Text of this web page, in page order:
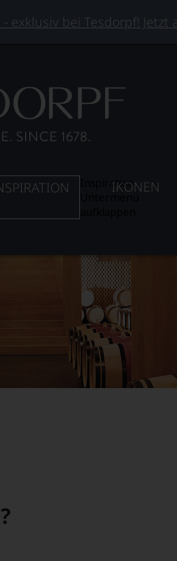
bei Tesdorpf! Jetzt
InspirationIKONEN